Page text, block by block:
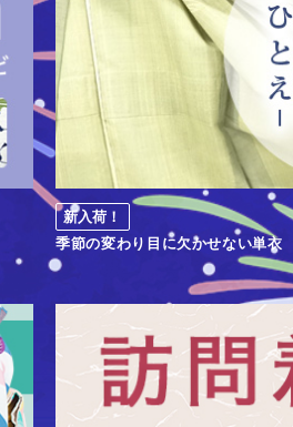
新入荷！
季節の変わり目に欠かせない単衣